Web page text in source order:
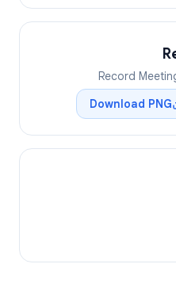
Record
Download PNG